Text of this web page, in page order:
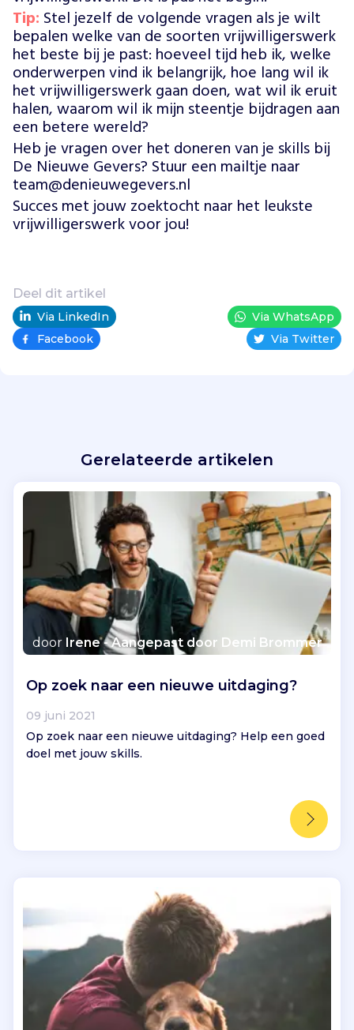
Tip: Stel jezelf de volgende vragen als je wilt
bepalen welke van de soorten vrijwilligerswerk
het beste bij je past: hoeveel tijd heb ik, welke
onderwerpen vind ik belangrijk, hoe lang wil ik
het vrijwilligerswerk gaan doen, wat wil ik eruit
halen, waarom wil ik mijn steentje bijdragen aan
een betere wereld?
Heb je vragen over het doneren van je skills bij
De Nieuwe Gevers? Stuur een mailtje naar
team@denieuwegevers.nl
Succes met jouw zoektocht naar het leukste
vrijwilligerswerk voor jou!
Deel dit artikel
Via LinkedIn
Via WhatsApp
Facebook
Via Twitter
Gerelateerde artikelen
door Irene - Aangepast door Demi Brommer
Op zoek naar een nieuwe uitdaging?
09 juni 2021
Op zoek naar een nieuwe uitdaging? Help een goed
doel met jouw skills.